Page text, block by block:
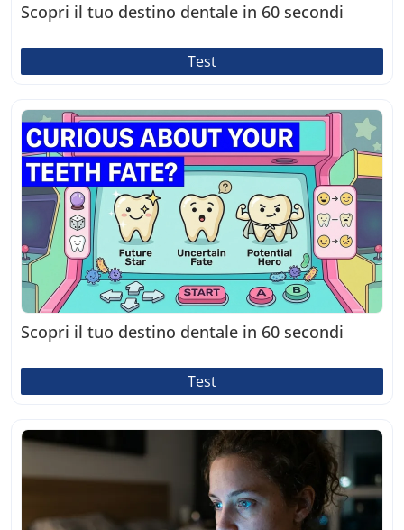
Scopri il tuo destino dentale in 60 secondi
Test
Scopri il tuo destino dentale in 60 secondi
Test